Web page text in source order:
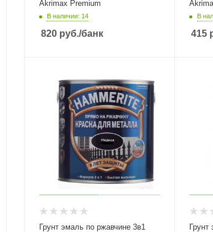
Akrimax Premium
В наличии: 14
820 руб./банк
В
415
Грунт эмаль по ржавчине 3в1